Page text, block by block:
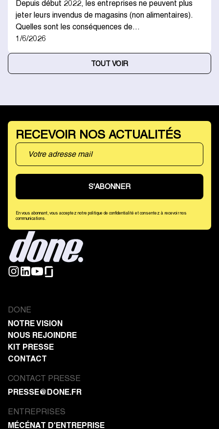
Depuis début 2022, les entreprises ne peuvent plus
jeter leurs invendus de magasins (non alimentaires).
Quelles sont les conséquences de…
1/6/2026
TOUT VOIR
RECEVOIR NOS ACTUALITÉS
En vous abonnant, vous acceptez notre politique de confidentialité et consentez à recevoir nos
communications.
DONE
NOTRE VISION
NOUS REJOINDRE
KIT PRESSE
CONTACT
CONTACT PRESSE
PRESSE@DONE.FR
ENTREPRISES
MÉCÉNAT D'ENTREPRISE